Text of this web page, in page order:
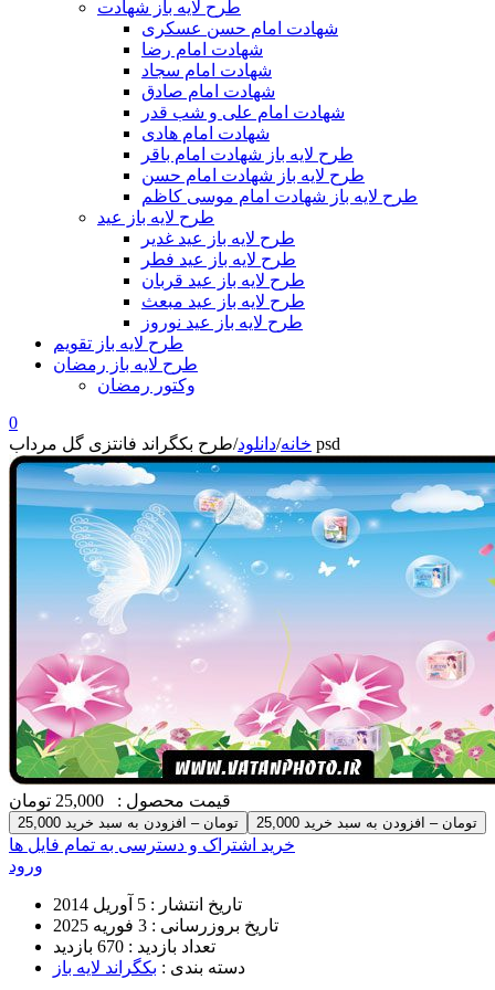
طرح لایه باز شهادت
شهادت امام حسن عسکری
شهادت امام رضا
شهادت امام سجاد
شهادت امام صادق
شهادت امام علی و شب قدر
شهادت امام هادی
طرح لایه باز شهادت امام باقر
طرح لایه باز شهادت امام حسن
طرح لایه باز شهادت امام موسی کاظم
طرح لایه باز عید
طرح لایه باز عید غدیر
طرح لایه باز عید فطر
طرح لایه باز عید قربان
طرح لایه باز عید مبعث
طرح لایه باز عید نوروز
طرح لایه باز تقویم
طرح لایه باز رمضان
وکتور رمضان
0
خانه/دانلود/ طرح بکگراند فانتزی گل مرداب psd
قیمت محصول : 25,000 تومان
25,000 تومان – افزودن به سبد خرید
خرید اشتراک و دسترسی به تمام فایل ها
ورود
تاریخ انتشار : 5 آوریل 2014
تاریخ بروزرسانی : 3 فوریه 2025
تعداد بازدید : 670 بازدید
دسته بندی : بکگراند لایه باز